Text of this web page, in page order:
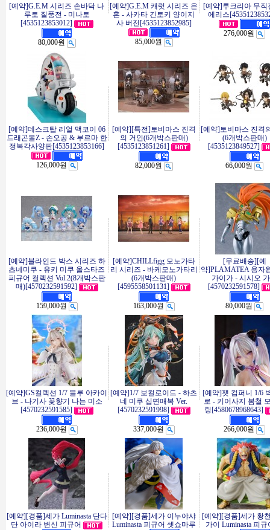
[예약]G.E.M 시리즈 손바닥 나
루토 질풍전 - 미나토
[4535123853012]
80,000원
[예약]G.E.M 캐럿 시리즈 은
혼 - 사카타 긴토키 양이지
사 버전[4535123852985]
85,000원
[예약]루크리아 무직
에리스
276,000원
[예약]데스크탑 리얼 맥코이 06
드래곤볼Z - 손오공 & 부르마 한
정복각사양판[4535123853166]
126,000원
[예약][특전]토비마스 진격
의 거인(6개박스판매)
[4535123851261]
82,000원
[예약]토비마스 진격
(6개박스판매)
[4535123849527]
66,000원
[예약]블라인드 박스 시리즈 하
츠네미쿠 - 유키 미쿠 올스타즈
피규어 컬렉션 Vol.2(8개박스판
매)[4570232591592]
159,000원
[예약]CHILLfigg 모노가타
리 시리즈 - 바케모노가타리
(6개박스판매)
[4595558501131]
163,000원
[무료배송][예
약]PLAMATEA 용자
가이가 - 시시오
[4570232591578]
80,000원
[예약]GS컬렉션 1/7 블루 아카이
브 - 나기사 꽃향기 나는 미소
[4570232591585]
236,000원
[예약]1/7 보컬로이드 - 하츠
네 미쿠 십면매복 Ver.
[4570232591998]
337,000원
[예약]팻 컴퍼니 1/6
로 - 키어사지 봄철
링[4580678968643]
266,000원
[예약][경품]세가 Luminasta 단다
단 아이라 변신 피규어
[예약][경품]세가 이누야샤
Luminasta 피규어 셋쇼마루
[예약][경품]세가 황
가이 Luminasta 피규